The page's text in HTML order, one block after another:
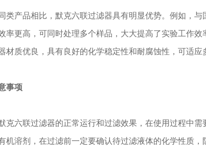
产品相比，默克六联过滤器具有明显优势。例如，与
率更高，可同时处理多个样品，大大提高了实验工作
材质优良，具有良好的化学稳定性和耐腐蚀性，可适应
事项
六联过滤器的正常运行和过滤效果，在使用过程中需
机溶剂，在过滤前一定要确认待过滤液体的化学性质